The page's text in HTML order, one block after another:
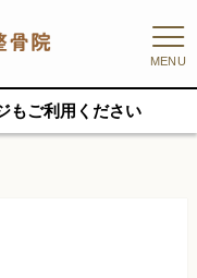
MENU
もご利用ください